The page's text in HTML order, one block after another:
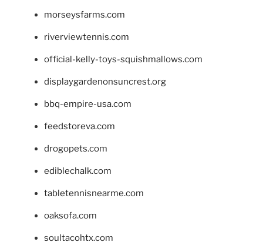
morseysfarms.com
riverviewtennis.com
official-kelly-toys-squishmallows.com
displaygardenonsuncrest.org
bbq-empire-usa.com
feedstoreva.com
drogopets.com
ediblechalk.com
tabletennisnearme.com
oaksofa.com
soultacohtx.com